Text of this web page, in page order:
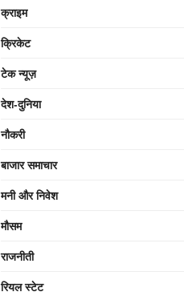
क्राइम
क्रिकेट
टेक न्यूज़
देश-दुनिया
नौकरी
बाजार समाचार
मनी और निवेश
मौसम
राजनीती
रियल स्टेट